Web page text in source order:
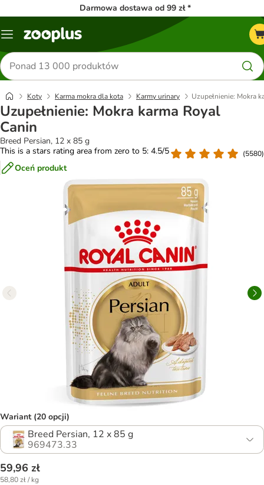
Darmowa dostawa od 99 zł *
Menu
Szukaj
produktów
Koty Karma mokra dla kota Karmy urinary Uzupełnienie: Mokra
Uzupełnienie: Mokra karma Royal
Canin
Breed Persian, 12 x 85 g
This is a stars rating area from zero to 5: 4.5/5
(5580)
Oceń produkt
Wariant (20 opcji)
Breed Persian, 12 x 85 g
969473.33
59,96 zł
58,80 zł / kg